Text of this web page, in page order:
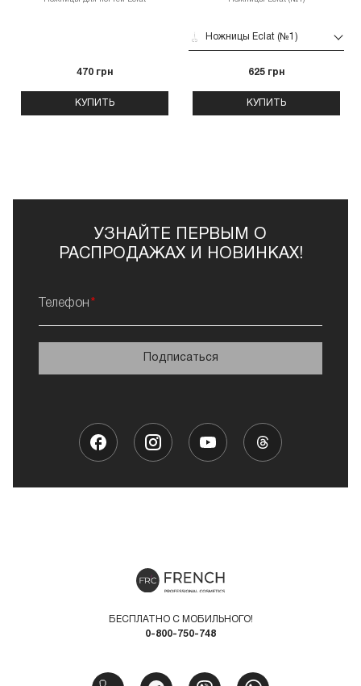
470 грн
КУПИТЬ
Ножницы Eclat (№1)
625 грн
КУПИТЬ
УЗНАЙТЕ ПЕРВЫМ О
РАСПРОДАЖАХ И НОВИНКАХ!
Телефон
Подписаться
БЕСПЛАТНО С МОБИЛЬНОГО!
0-800-750-748